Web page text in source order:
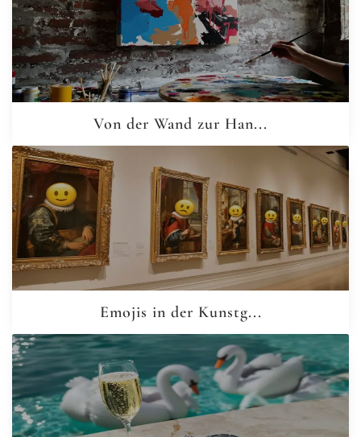
Von der Wand zur Han...
Emojis in der Kunstg...